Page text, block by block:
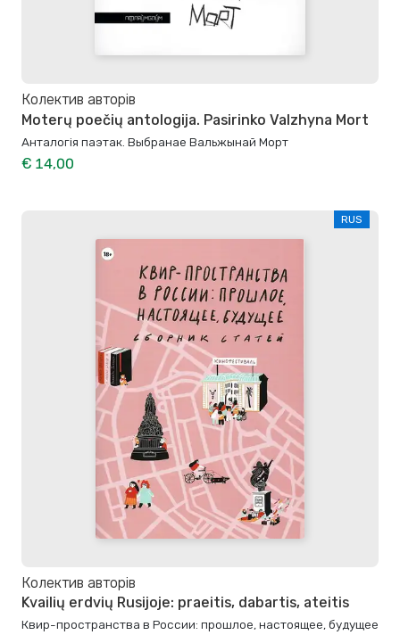
Колектив авторів
Moterų poečių antologija. Pasirinko Valzhyna Mort
Анталогія паэтак. Выбранае Вальжынай Морт
€ 14,00
RUS
Колектив авторів
Kvailių erdvių Rusijoje: praeitis, dabartis, ateitis
Квир-пространства в России: прошлое, настоящее, будущее